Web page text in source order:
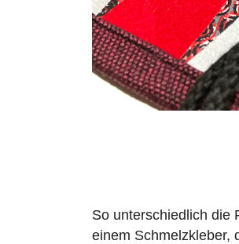
So unterschiedlich die
einem Schmelzkleber,